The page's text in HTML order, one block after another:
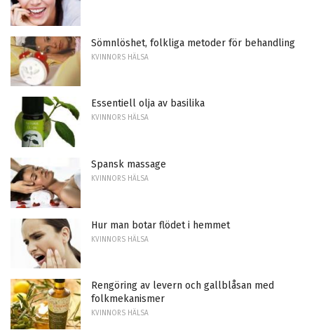
Sömnlöshet, folkliga metoder för behandling
KVINNORS HÄLSA
Essentiell olja av basilika
KVINNORS HÄLSA
Spansk massage
KVINNORS HÄLSA
Hur man botar flödet i hemmet
KVINNORS HÄLSA
Rengöring av levern och gallblåsan med
folkmekanismer
KVINNORS HÄLSA